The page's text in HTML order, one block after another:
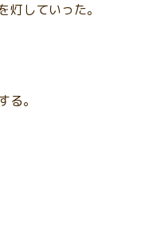
灯していった。
る。